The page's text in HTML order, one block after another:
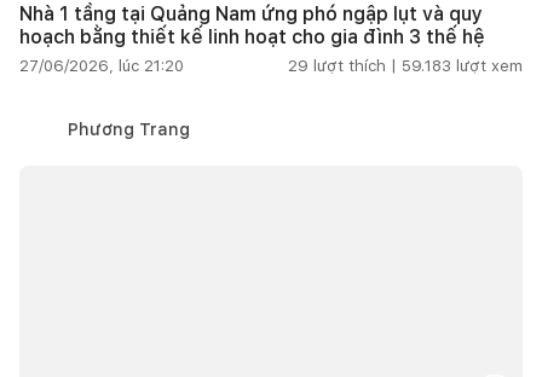
Nhà 1 tầng tại Quảng Nam ứng phó ngập lụt và quy
hoạch bằng thiết kế linh hoạt cho gia đình 3 thế hệ
27/06/2026, lúc 21:20 29 lượt thích | 59.183 lượt xem
Phương Trang